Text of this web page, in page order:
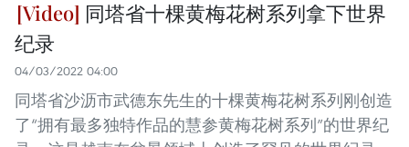
同塔省十棵黄梅花树系列拿下世界
纪录
04/03/2022 04:00
同塔省沙沥市武德东先生的十棵黄梅花树系列刚创造
了“拥有最多独特作品的慧参黄梅花树系列”的世界纪